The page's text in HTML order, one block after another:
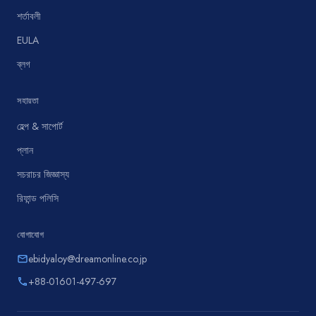
শর্তাবলী
EULA
ব্লগ
সহায়তা
হেল্প & সাপোর্ট
প্লান
সচরাচর জিজ্ঞাস্য
রিফান্ড পলিসি
যোগাযোগ
emailebidyaloy@dreamonline.co.jp
phone+88-01601-497-697